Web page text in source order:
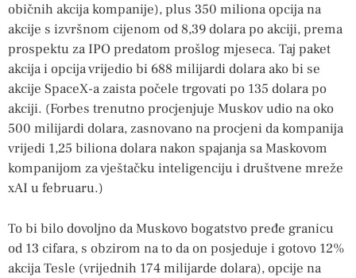
običnih akcija kompanije), plus 350 miliona opcija na
akcije s izvršnom cijenom od 8,39 dolara po akciji, prema
prospektu za IPO predatom prošlog mjeseca. Taj paket
akcija i opcija vrijedio bi 688 milijardi dolara ako bi se
akcije SpaceX-a zaista počele trgovati po 135 dolara po
akciji. (Forbes trenutno procjenjuje Muskov udio na oko
500 milijardi dolara, zasnovano na procjeni da kompanija
vrijedi 1,25 biliona dolara nakon spajanja sa Maskovom
kompanijom za vještačku inteligenciju i društvene mreže
xAI u februaru.)
To bi bilo dovoljno da Muskovo bogatstvo pređe granicu
od 13 cifara, s obzirom na to da on posjeduje i gotovo 12%
akcija Tesle (vrijednih 174 milijarde dolara), opcije na